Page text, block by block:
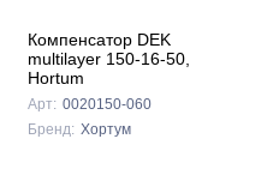
Компенсатор DEK
multilayer 150-16-50,
Hortum
Арт: 0020150-060
Бренд: Хортум